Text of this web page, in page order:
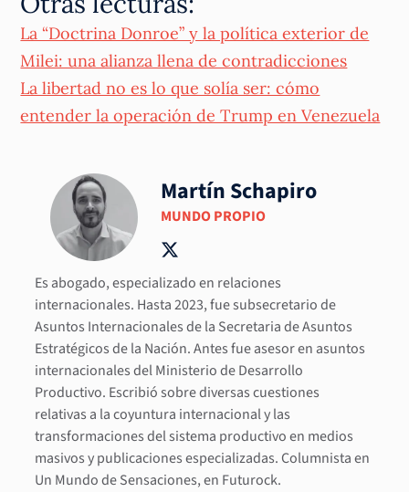
La “Doctrina Donroe” y la política exterior de
Milei: una alianza llena de contradicciones
La libertad no es lo que solía ser: cómo
entender la operación de Trump en Venezuela
Martín Schapiro
MUNDO PROPIO
Es abogado, especializado en relaciones
internacionales. Hasta 2023, fue subsecretario de
Asuntos Internacionales de la Secretaria de Asuntos
Estratégicos de la Nación. Antes fue asesor en asuntos
internacionales del Ministerio de Desarrollo
Productivo. Escribió sobre diversas cuestiones
relativas a la coyuntura internacional y las
transformaciones del sistema productivo en medios
masivos y publicaciones especializadas. Columnista en
Un Mundo de Sensaciones, en Futurock.